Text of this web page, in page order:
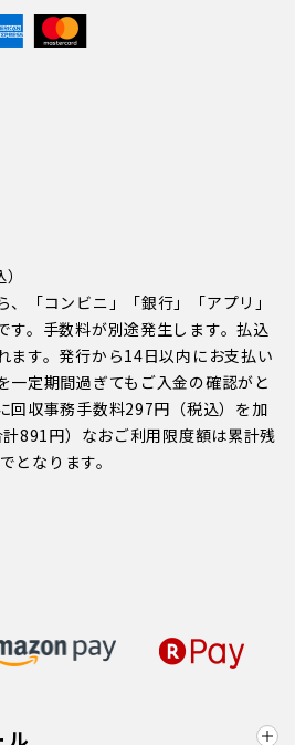
「コンビニ」「銀行」「アプリ」
す。手数料が別途発生します。払込
ます。発行から14日以内にお支払い
定期間過ぎてもご入金の確認がと
回収事務手数料297円（税込）を加
891円）なおご利用限度額は累計残
となります。
ル